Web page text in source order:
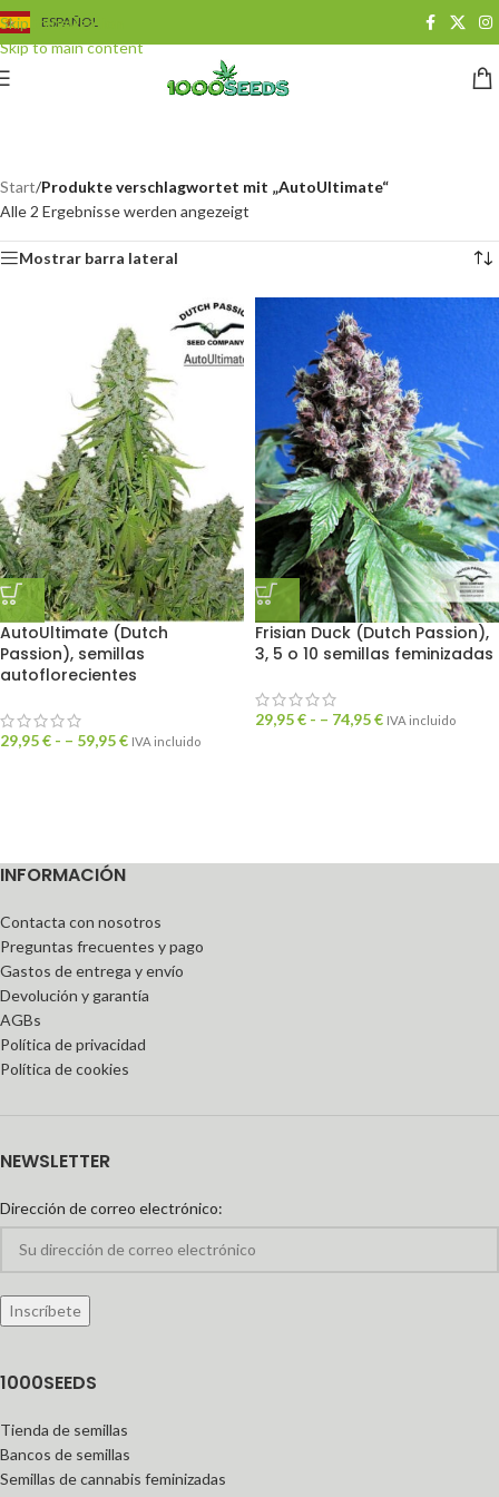
Skip to navigation
Skip to main content
ESPAÑOL
Start/Produkte verschlagwortet mit „AutoUltimate“
Alle 2 Ergebnisse werden angezeigt
Mostrar barra lateral
AutoUltimate (Dutch
Passion), semillas
autoflorecientes
29,95€ - – 59,95€ IVA incluido
Frisian Duck (Dutch Passion),
3, 5 o 10 semillas feminizadas
29,95€ - – 74,95€ IVA incluido
INFORMACIÓN
Contacta con nosotros
Preguntas frecuentes y pago
Gastos de entrega y envío
Devolución y garantía
AGBs
Política de privacidad
Política de cookies
NEWSLETTER
Dirección de correo electrónico:
1000SEEDS
Tienda de semillas
Bancos de semillas
Semillas de cannabis feminizadas